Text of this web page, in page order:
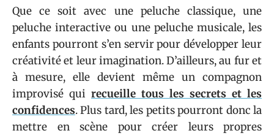
Que ce soit avec une peluche classique, une
peluche interactive ou une peluche musicale, les
enfants pourront s’en servir pour développer leur
créativité et leur imagination. D’ailleurs, au fur et
à mesure, elle devient même un compagnon
improvisé qui recueille tous les secrets et les
confidences. Plus tard, les petits pourront donc la
mettre en scène pour créer leurs propres